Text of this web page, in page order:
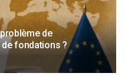
de
fondations ?